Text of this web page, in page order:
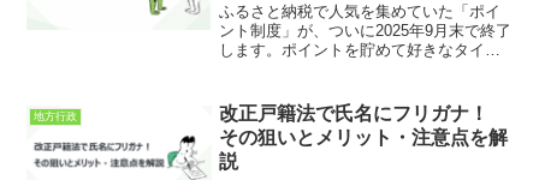
ふるさと納税で人気を集めていた「ポイ
ント制度」が、ついに2025年9月末で終了
します。ポイントを貯めて好きなタイミ
けです。本記事では、ポイント廃止の背
景や影響、そし...
地方行政
改正戸籍法で氏名にフリガナ！
その狙いとメリット・注意点を解
説